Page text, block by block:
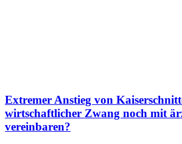
Extremer Anstieg von
wirtschaftlicher Zwang noch mit
vereinbaren?